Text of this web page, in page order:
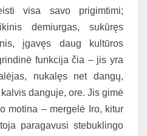
visa savo prigimtimi;
demiurgas, sukūręs
įgavęs daug kultūros
funkcija čia – jis yra
nukalęs net dangų,
danguje, ore. Jis gimė
motina – mergelė Iro, kitur
paragavusi stebuklingo